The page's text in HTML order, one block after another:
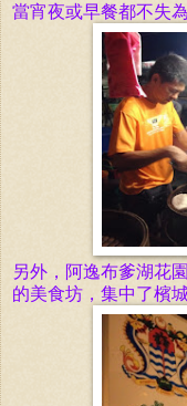
當宵夜或早餐都不失
另外，阿逸布爹湖花
的美食坊，集中了檳